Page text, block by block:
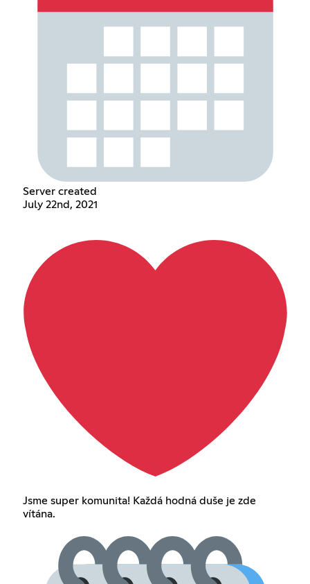
Server created
July 22nd, 2021
Jsme super komunita! Každá hodná duše je zde
vítána.